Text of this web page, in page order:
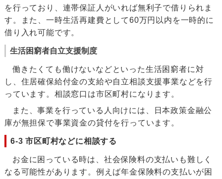
を行っており、連帯保証人がいれば無利子で借りられま
す。また、一時生活再建費として60万円以内を一時的に
借り入れ可能です。
生活困窮者自立支援制度
働きたくても働けないなどといった生活困窮者に対
し、住居確保給付金の支給や自立相談支援事業などを行
っています。相談窓口は市区町村になります。
また、事業を行っている人向けには、日本政策金融公
庫が無担保で事業資金の貸付を行っています。
6-3 市区町村などに相談する
お金に困っている時は、社会保険料の支払いも難しく
なる可能性があります。例えば年金保険料の支払いが困